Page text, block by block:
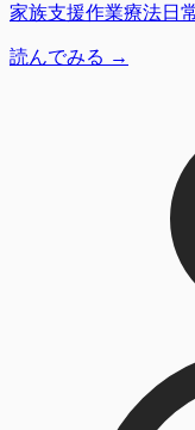
家族支援作業療法日
読んでみる →